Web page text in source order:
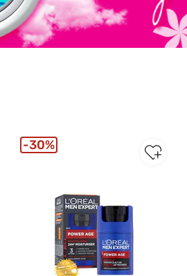
30%